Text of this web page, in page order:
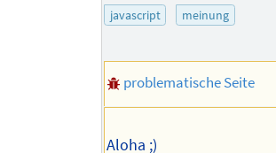
javascript
meinung
problematische Seite
Aloha ;)